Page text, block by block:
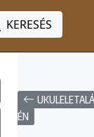
KERESÉS
ÉN